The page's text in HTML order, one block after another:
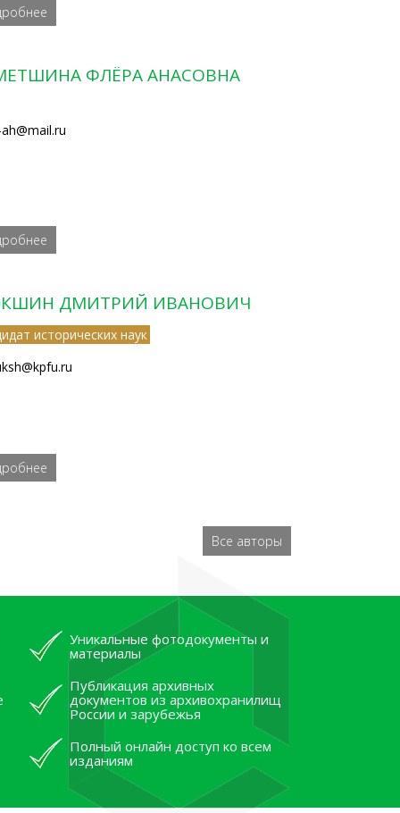
ФЛЁРА АНАСОВНА
ДМИТРИЙ ИВАНОВИЧ
исторических наук
Все авторы
Уникальные фотодокументы и
материалы
Публикация архивных
документов из архивохранилищ
России и зарубежья
Полный онлайн доступ ко всем
изданиям